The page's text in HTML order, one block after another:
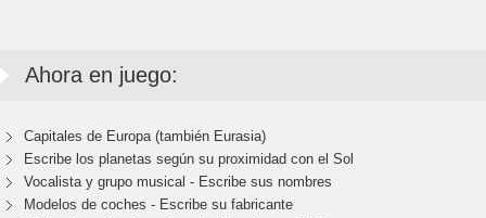
Ahora en juego:
Capitales de Europa (también Eurasia)
Escribe los planetas según su proximidad con el Sol
Vocalista y grupo musical - Escribe sus nombres
Modelos de coches - Escribe su fabricante